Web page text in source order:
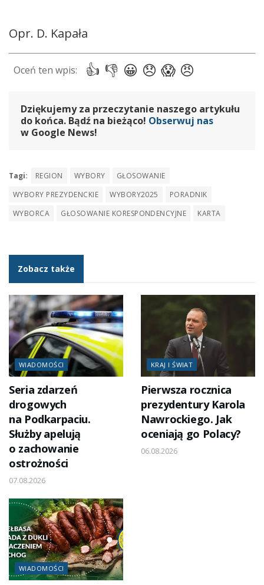
Opr. D. Kapała
Dziękujemy za przeczytanie naszego artykułu
do końca. Bądź na bieżąco! Obserwuj nas
w Google News!
Tagi: REGION WYBORY
GŁOSOWANIE
WYBORY PREZYDENCKIE
WYBORY2025
PORADNIK
WYBORCA
GŁOSOWANIE KORESPONDENCYJNE KARTA
Zobacz także
WIADOMOŚCI
Seria zdarzeń
drogowych
na Podkarpaciu.
Służby apelują
o zachowanie
ostrożności
07.08.2026
KRAJ I ŚWIAT
Pierwsza rocznica
prezydentury Karola
Nawrockiego. Jak
oceniają go Polacy?
06.08.2026
WIADOMOŚCI